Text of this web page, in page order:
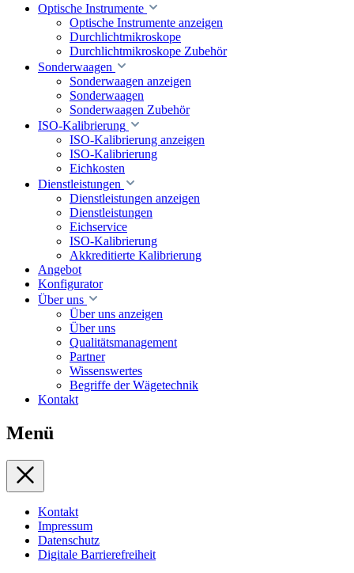
Optische Instrumente
Optische Instrumente anzeigen
Durchlichtmikroskope
Durchlichtmikroskope Zubehör
Sonderwaagen
Sonderwaagen anzeigen
Sonderwaagen
Sonderwaagen Zubehör
ISO-Kalibrierung
ISO-Kalibrierung anzeigen
ISO-Kalibrierung
Eichkosten
Dienstleistungen
Dienstleistungen anzeigen
Dienstleistungen
Eichservice
ISO-Kalibrierung
Akkreditierte Kalibrierung
Angebot
Konfigurator
Über uns
Über uns anzeigen
Über uns
Qualitätsmanagement
Partner
Wissenswertes
Begriffe der Wägetechnik
Kontakt
Menü
Kontakt
Impressum
Datenschutz
Digitale Barrierefreiheit